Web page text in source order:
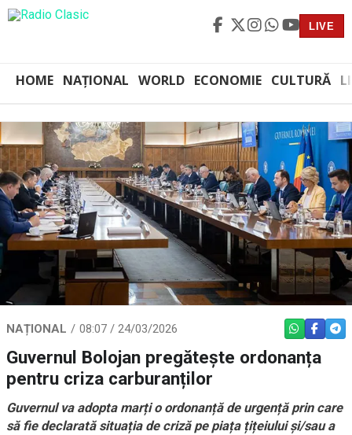
LIVE
HOME NAȚIONAL WORLD ECONOMIE CULTURĂ
NAȚIONAL 08:07 / 24/03/2026 WHATSAPP
Guvernul Bolojan pregătește ordonanța
pentru criza carburanților
Guvernul va adopta marți o ordonanță de urgență prin care
să fie declarată situația de criză pe piața țițeiului și/sau a